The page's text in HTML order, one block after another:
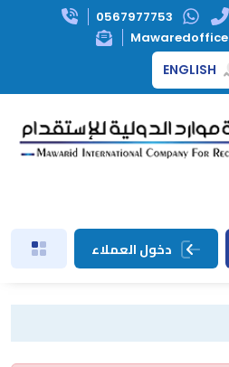
0567977753
ENGLISH
دخول العملاء